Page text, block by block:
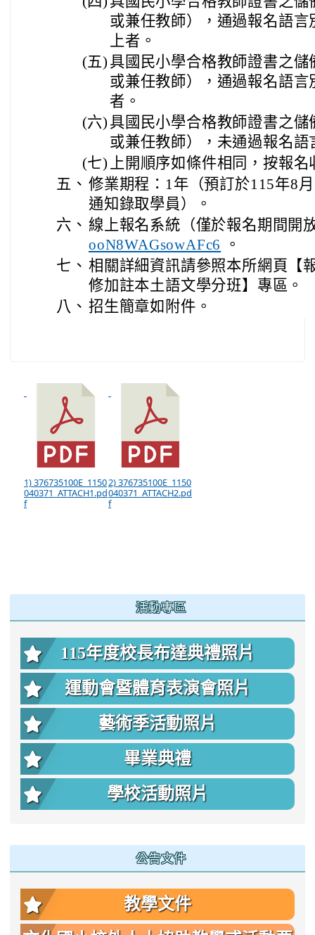
或兼任教師），通過報名語
上者。
(五) 具國民小學合格教師證書之
或兼任教師），通過報名語
者。
(六) 具國民小學合格教師證書之
或兼任教師），未通過報名
(七) 上開順序如條件相同，按報
五、 修業期程：1年（預訂於115年8
通知錄取學員）。
六、 線上報名系統（僅於報名期間開
ooN8WAGsowAFc6 。
七、 相關詳細資訊請參照本所網頁【
修加註本土語文學分班】專區。
八、 招生簡章如附件。
1) 376735100E_1150
040371_ATTACH1.pd
f
2) 376735100E_1150
040371_ATTACH2.pd
f
活動專區
115年度校長布達典禮照片
運動會暨體育表演會照片
藝術季活動照片
畢業典禮
學校活動照片
公告文件
教學文件